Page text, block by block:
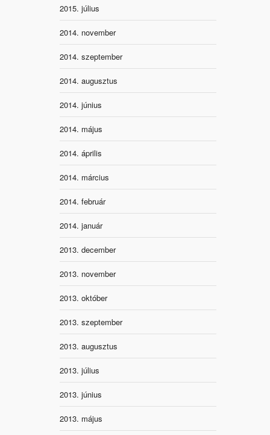
2015. július
2014. november
2014. szeptember
2014. augusztus
2014. június
2014. május
2014. április
2014. március
2014. február
2014. január
2013. december
2013. november
2013. október
2013. szeptember
2013. augusztus
2013. július
2013. június
2013. május